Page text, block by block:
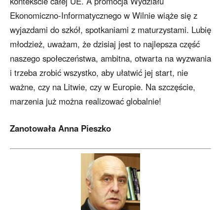
Ekonomiczno-Informatycznego w Wilnie wiąże się z
wyjazdami do szkół, spotkaniami z maturzystami. Lubię
młodzież, uważam, że dzisiaj jest to najlepsza część
naszego społeczeństwa, ambitna, otwarta na wyzwania
i trzeba zrobić wszystko, aby ułatwić jej start, nie
ważne, czy na Litwie, czy w Europie. Na szczęście,
marzenia już można realizować globalnie!
Zanotowała Anna Pieszko